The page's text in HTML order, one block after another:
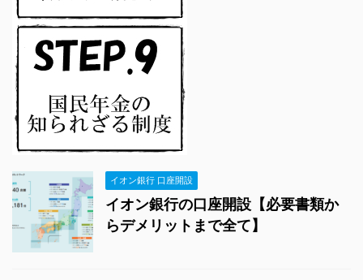
イオン銀行 口座開設
イオン銀行の口座開設【必要書類か
らデメリットまで全て】